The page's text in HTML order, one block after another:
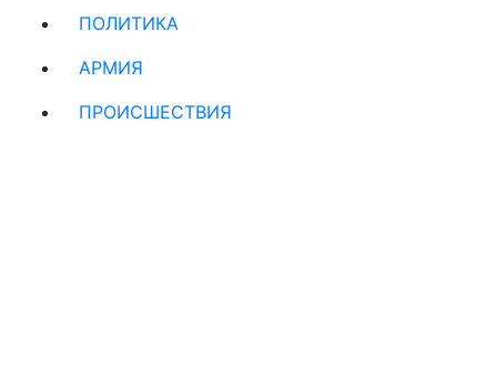
ПОЛИТИКА
АРМИЯ
ПРОИСШЕСТВИЯ